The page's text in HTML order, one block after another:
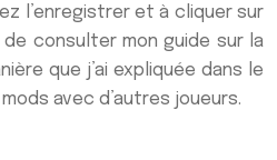
l’enregistrer et à cliquer sur
de consulter mon guide sur la
que j’ai expliquée dans le
avec d’autres joueurs.